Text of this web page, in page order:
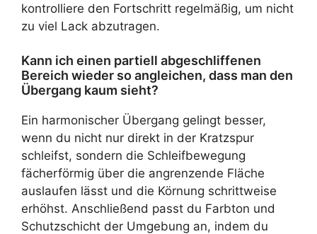
kontrolliere den Fortschritt regelmäßig, um nicht
zu viel Lack abzutragen.
Kann ich einen partiell abgeschliffenen
Bereich wieder so angleichen, dass man den
Übergang kaum sieht?
Ein harmonischer Übergang gelingt besser,
wenn du nicht nur direkt in der Kratzspur
schleifst, sondern die Schleifbewegung
fächerförmig über die angrenzende Fläche
auslaufen lässt und die Körnung schrittweise
erhöhst. Anschließend passt du Farbton und
Schutzschicht der Umgebung an, indem du